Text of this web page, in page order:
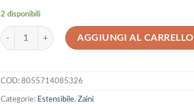
2 disponibili
Zaino Estensibile Big Uniwing SJ Gang quantità
AGGIUNGI AL CARRELLO
COD: 8055714085326
Categorie: Estensibile, Zaini